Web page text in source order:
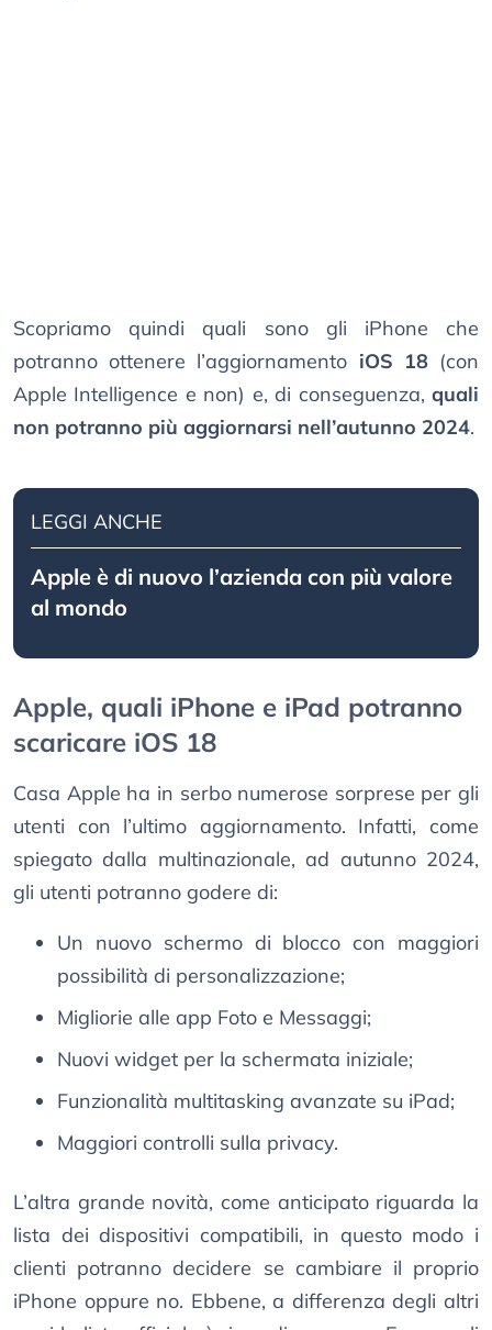
Scopriamo quindi quali sono gli iPhone che
potranno ottenere l’aggiornamento iOS 18(con
Apple Intelligence e non) e, di conseguenza, quali
non potranno più aggiornarsi nell’autunno 2024.
LEGGI ANCHE
Apple è di nuovo l’azienda con più valore
al mondo
Apple, quali iPhone e iPad potranno
scaricare iOS 18
Casa Apple ha in serbo numerose sorprese per gli
utenti con l’ultimo aggiornamento. Infatti, come
spiegato dalla multinazionale, ad autunno 2024,
gli utenti potranno godere di:
Un nuovo schermo di blocco con maggiori
possibilità di personalizzazione;
Migliorie alle app Foto e Messaggi;
Nuovi widget per la schermata iniziale;
Funzionalità multitasking avanzate su iPad;
Maggiori controlli sulla privacy.
L’altra grande novità, come anticipato riguarda la
lista dei dispositivi compatibili, in questo modo i
clienti potranno decidere se cambiare il proprio
iPhone oppure no. Ebbene, a differenza degli altri